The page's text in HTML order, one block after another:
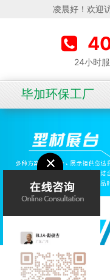
凌晨好！欢迎
24小时
毕加环保工厂